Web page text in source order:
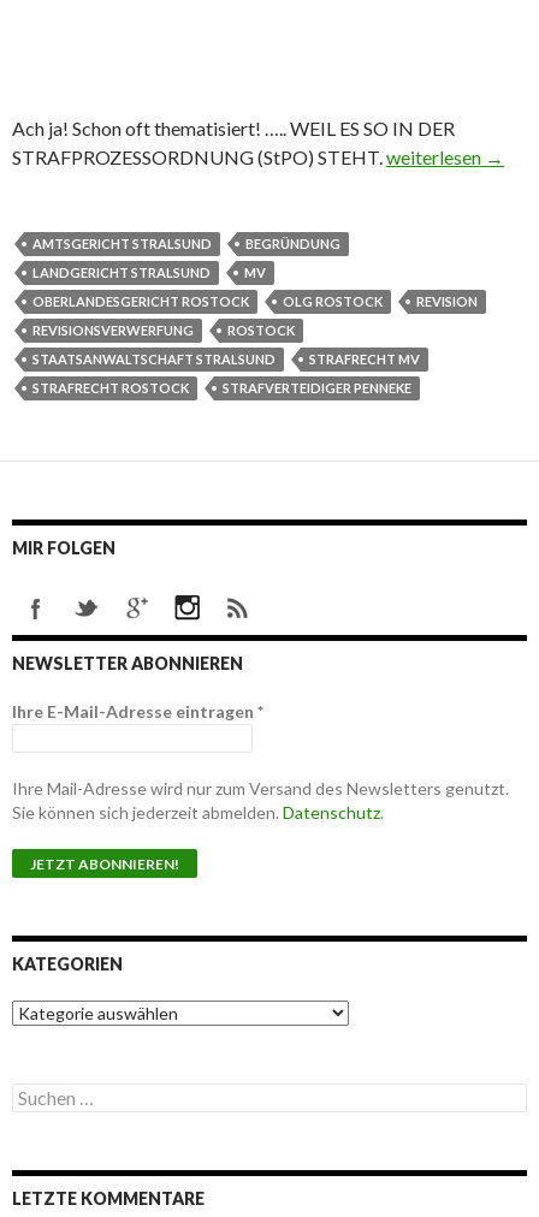
Ach ja! Schon oft thematisiert! ….. WEIL ES SO IN DER
STRAFPROZESSORDNUNG (StPO) STEHT.weiterlesen →
AMTSGERICHT STRALSUND
BEGRÜNDUNG
LANDGERICHT STRALSUND
MV
OBERLANDESGERICHT ROSTOCK
OLG ROSTOCK
REVISION
REVISIONSVERWERFUNG
ROSTOCK
STAATSANWALTSCHAFT STRALSUND
STRAFRECHT MV
STRAFRECHT ROSTOCK
STRAFVERTEIDIGER PENNEKE
MIR FOLGEN
NEWSLETTER ABONNIEREN
Ihre E-Mail-Adresse eintragen *
Ihre Mail-Adresse wird nur zum Versand des Newsletters genutzt.
Sie können sich jederzeit abmelden. Datenschutz.
KATEGORIEN
K
a
g
o
n
S
u
e
n
LETZTE KOMMENTARE